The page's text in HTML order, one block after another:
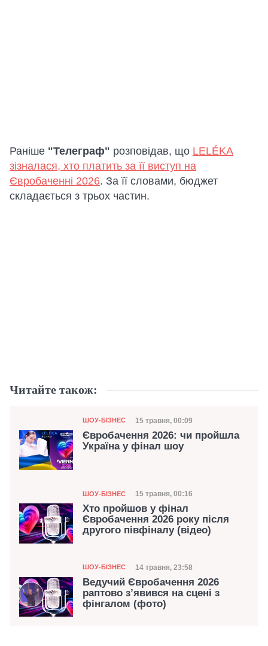
Раніше "Телеграф" розповідав, що LELÉKA
зізналася, хто платить за її виступ на
Євробаченні 2026. За її словами, бюджет
складається з трьох частин.
Читайте також:
Категорія
ШОУ-БІЗНЕС Дата публікації
15 травня, 00:09
Євробачення 2026: чи пройшла
Україна у фінал шоу
Категорія
ШОУ-БІЗНЕС Дата публікації
15 травня, 00:16
Хто пройшов у фінал
Євробачення 2026 року після
другого півфіналу (відео)
Категорія
ШОУ-БІЗНЕС Дата публікації
14 травня, 23:58
Ведучий Євробачення 2026
раптово з’явився на сцені з
фінгалом (фото)